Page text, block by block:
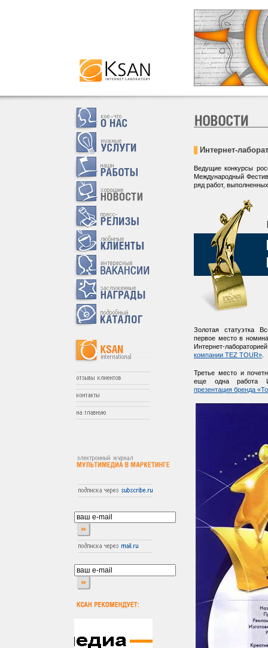
Интернет-
Ведущие конкурсы
Международный
ряд работ,
Золотая статуэтка
первое место в
Интернет-
компании TEZ TOUR»
Третье место и
еще одна работа
презентация бренда